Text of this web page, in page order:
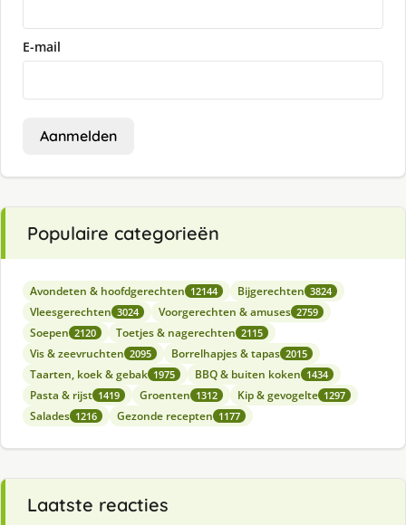
E-mail
Aanmelden
Populaire categorieën
Avondeten & hoofdgerechten 12144 Bijgerechten 3824
Vleesgerechten 3024 Voorgerechten & amuses 2759
Soepen 2120 Toetjes & nagerechten 2115
Vis & zeevruchten 2095 Borrelhapjes & tapas 2015
Taarten, koek & gebak 1975 BBQ & buiten koken 1434
Pasta & rijst 1419 Groenten 1312 Kip & gevogelte 1297
Salades 1216 Gezonde recepten 1177
Laatste reacties